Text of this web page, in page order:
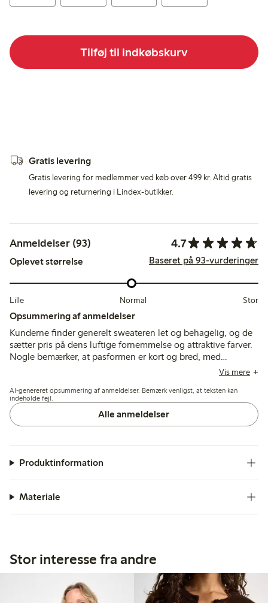
Tilføj til indkøbskurv
Gratis levering
Gratis levering for medlemmer ved køb over 499 kr. Altid gratis
levering og returnering i Lindex-butikker.
Anmeldelser (93) 4.7
Oplevet størrelse Baseret på 93-vurderinger
Lille Normal Stor
Opsummering af anmeldelser
Kunderne finder generelt sweateren let og behagelig, og de
sætter pris på dens luftige fornemmelse og attraktive farver.
Nogle bemærker, at pasformen er kort og bred, med
lejlighedsvise kommentarer om en ru tekstur og en kemisk
Vis mere
AI-genereret opsummering af anmeldelser. Bemærk venligst, at teksten kan
indeholde fejl.
Alle anmeldelser
Produktinformation
Materiale
Stor interesse fra andre